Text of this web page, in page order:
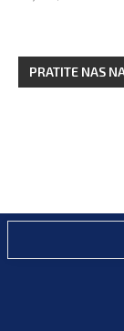
PRATITE NAS